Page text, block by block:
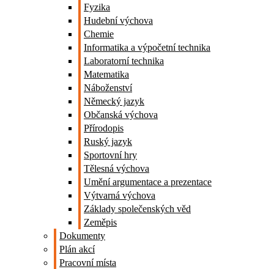
Fyzika
Hudební výchova
Chemie
Informatika a výpočetní technika
Laboratorní technika
Matematika
Náboženství
Německý jazyk
Občanská výchova
Přírodopis
Ruský jazyk
Sportovní hry
Tělesná výchova
Umění argumentace a prezentace
Výtvarná výchova
Základy společenských věd
Zeměpis
Dokumenty
Plán akcí
Pracovní místa